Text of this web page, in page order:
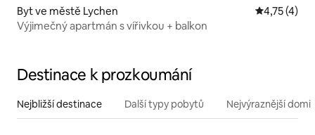
Byt ve městě Lychen Průměrné
4,75 (4)
Výjimečný apartmán s vířivkou + balkon
Destinace k prozkoumání
Nejbližší destinace Další typy pobytů Nejvýraznější